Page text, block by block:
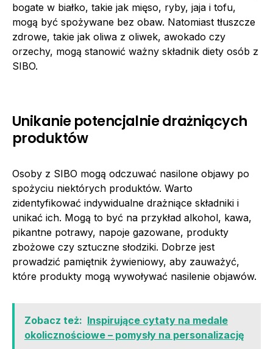
bogate w białko, takie jak mięso, ryby, jaja i tofu,
mogą być spożywane bez obaw. Natomiast tłuszcze
zdrowe, takie jak oliwa z oliwek, awokado czy
orzechy, mogą stanowić ważny składnik diety osób z
SIBO.
Unikanie potencjalnie drażniących
produktów
Osoby z SIBO mogą odczuwać nasilone objawy po
spożyciu niektórych produktów. Warto
zidentyfikować indywidualne drażniące składniki i
unikać ich. Mogą to być na przykład alkohol, kawa,
pikantne potrawy, napoje gazowane, produkty
zbożowe czy sztuczne słodziki. Dobrze jest
prowadzić pamiętnik żywieniowy, aby zauważyć,
które produkty mogą wywoływać nasilenie objawów.
Zobacz też: Inspirujące cytaty na medale
okolicznościowe – pomysły na personalizację